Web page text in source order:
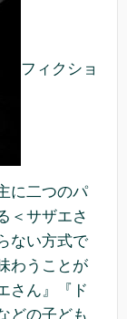
フィクショ
に二つのパ
＜サザエさ
ない方式で
わうことが
さん』『ド
どの子ども